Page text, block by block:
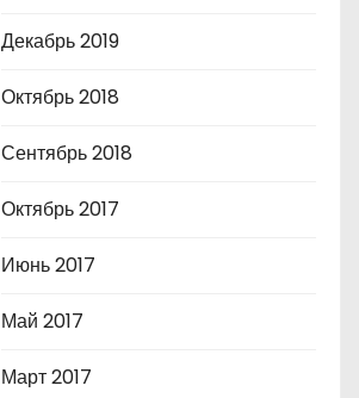
Декабрь 2019
Октябрь 2018
Сентябрь 2018
Октябрь 2017
Июнь 2017
Май 2017
Март 2017